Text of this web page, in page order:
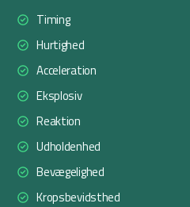
Timing
Hurtighed
Acceleration
Eksplosiv
Reaktion
Udholdenhed
Bevægelighed
Kropsbevidsthed